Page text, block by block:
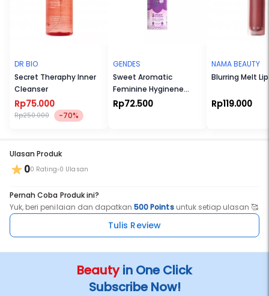
DR BIO
Secret Theraphy Inner
Cleanser
Rp75.000
Rp250.000 -70%
GENDES
Sweet Aromatic
Feminine Hyginene
Wash Foam 55ml
Rp72.500
NAMA BEAUTY
Blurring Melt
Rp119.000
Ulasan Produk
00 Rating 0 Ulasan
Pernah Coba Produk ini?
Yuk, beri penilaian dan dapatkan500 Pointsuntuk setiap ulasan 🥰
Tulis Review
Beautyin One Click
Subscribe Now!